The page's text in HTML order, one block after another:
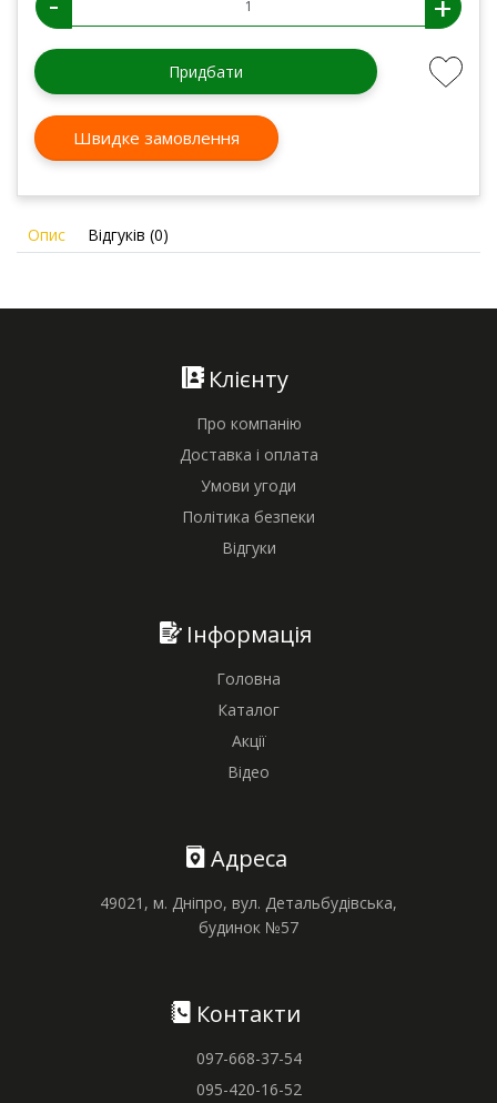
Придбати
Швидке замовлення
Опис Відгуків (0)
Клієнту
Про компанію
Доставка і оплата
Умови угоди
Політика безпеки
Відгуки
Інформація
Головна
Каталог
Акції
Відео
Адреса
49021, м. Дніпро, вул. Детальбудівська,
будинок №57
Контакти
097-668-37-54
095-420-16-52